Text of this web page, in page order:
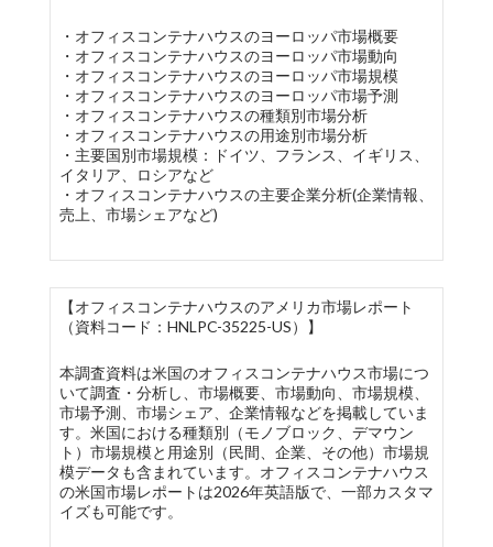
・オフィスコンテナハウスのヨーロッパ市場概要
・オフィスコンテナハウスのヨーロッパ市場動向
・オフィスコンテナハウスのヨーロッパ市場規模
・オフィスコンテナハウスのヨーロッパ市場予測
・オフィスコンテナハウスの種類別市場分析
・オフィスコンテナハウスの用途別市場分析
・主要国別市場規模：ドイツ、フランス、イギリス、
イタリア、ロシアなど
・オフィスコンテナハウスの主要企業分析(企業情報、
売上、市場シェアなど)
【オフィスコンテナハウスのアメリカ市場レポート
（資料コード：HNLPC-35225-US）】
本調査資料は米国のオフィスコンテナハウス市場につ
いて調査・分析し、市場概要、市場動向、市場規模、
市場予測、市場シェア、企業情報などを掲載していま
す。米国における種類別（モノブロック、デマウン
ト）市場規模と用途別（民間、企業、その他）市場規
模データも含まれています。オフィスコンテナハウス
の米国市場レポートは2026年英語版で、一部カスタマ
イズも可能です。